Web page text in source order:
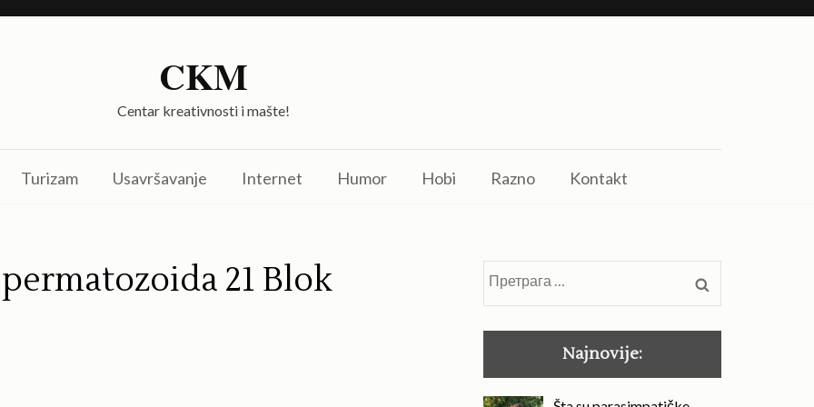
CKM
Centar kreativnosti i mašte!
Turizam Usavršavanje Internet Humor Hobi Razno Kontakt
21 Blok
Претрага
за:
Najnovije: